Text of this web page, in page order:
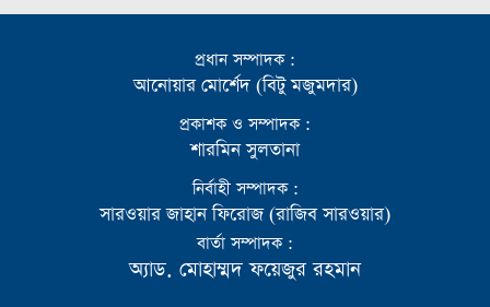
প্রধান সম্পাদক :
আনোয়ার মোর্শেদ (বিটু মজুমদার)
প্রকাশক ও সম্পাদক :
শারমিন সুলতানা
নির্বাহী সম্পাদক :
সারওয়ার জাহান ফিরোজ (রাজিব সারওয়ার)
বার্তা সম্পাদক :
অ্যাড. মোহাম্মদ ফয়েজুর রহমান